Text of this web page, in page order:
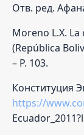
Отв. ред.
Moreno L.X.
(República
– P. 103.
Конституция
https://